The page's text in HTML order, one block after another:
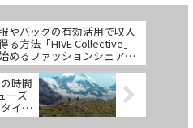
しさを引き立てるアイテムを見つ
自分だけのスタイルを楽しみまし
やバッグの有効活用で収入
る方法「HIVE Collective」
めるファッションシェアリ
、高収入サイドビジネスの
性
時間
ーズ
イル